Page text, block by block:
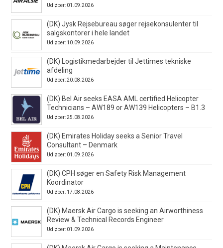
Udløber: 01.09.2026
(DK) Jysk Rejsebureau søger rejsekonsulenter til
salgskontorer i hele landet
Udløber: 10.09.2026
(DK) Logistikmedarbejder til Jettimes tekniske
afdeling
Udløber: 20.08.2026
(DK) Bel Air seeks EASA AML certified Helicopter
Technicians – AW189 or AW139 Helicopters – B1.3
Udløber: 25.08.2026
(DK) Emirates Holiday seeks a Senior Travel
Consultant – Denmark
Udløber: 01.09.2026
(DK) CPH søger en Safety Risk Management
Koordinator
Udløber: 17.08.2026
(DK) Maersk Air Cargo is seeking an Airworthiness
Review & Technical Records Engineer
Udløber: 01.09.2026